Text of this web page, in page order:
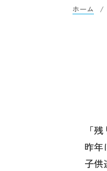
ホーム
「
昨年
子供